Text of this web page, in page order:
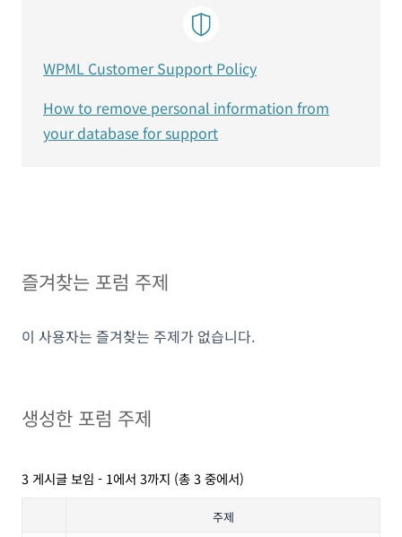
즐겨찾는 포럼 주제
이 사용자는 즐겨찾는 주제가 없습니다.
생성한 포럼 주제
3 게시글 보임 - 1에서 3까지 (총 3 중에서)
주제
WPML Customer Support Policy
How to remove personal information from
your database for support